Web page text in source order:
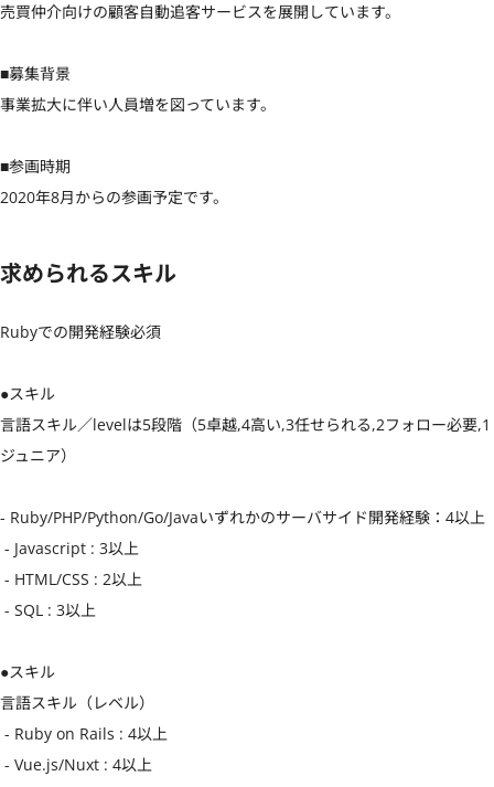
売買仲介向けの顧客自動追客サービスを展開しています。
■募集背景
事業拡大に伴い人員増を図っています。
■参画時期
2020年8月からの参画予定です。
求められるスキル
Rubyでの開発経験必須
●スキル
言語スキル／levelは5段階（5卓越,4高い,3任せられる,2フォロー必要,1
ジュニア）
- Ruby/PHP/Python/Go/Javaいずれかのサーバサイド開発経験：4以上
●スキル
言語スキル（レベル）